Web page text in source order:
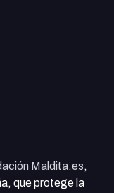
Maldita.es,
que protege la